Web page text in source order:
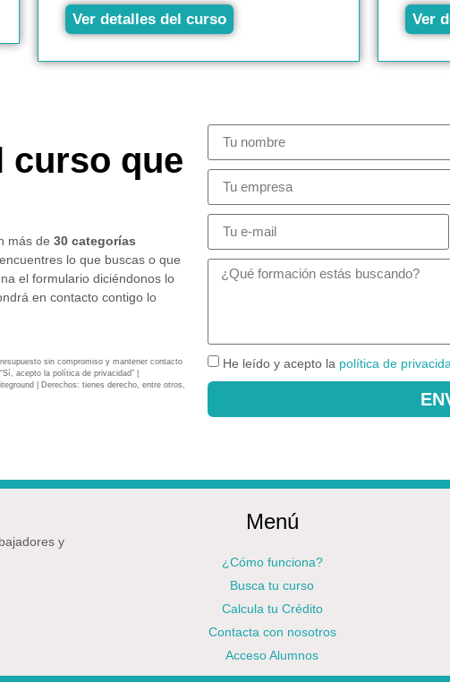
Ver detalles del curso Ver
curso que
más de 30 categorías
lo que buscas o que
el formulario diciéndonos lo
en contacto contigo lo
sin compromiso y mantener contacto
acepto la política de privacidad” |
| Derechos: tienes derecho, entre otros,
He leído y acepto la política de
y
Menú
¿Cómo funciona?
Busca tu curso
Calcula tu Crédito
Contacta con nosotros
Acceso Alumnos